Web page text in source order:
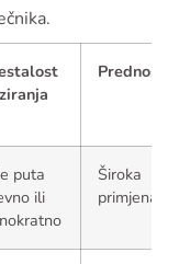
Prednosti
puta
ili
Široka
primjena